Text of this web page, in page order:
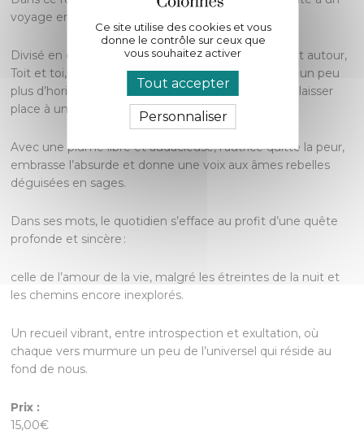
voyage en spirale, où l’universel se mêle à l’intime.
Divisé en quatre chapitres — Chaos et lumière, Tout autour,
Toit et toi, Au fond de moi —, chaque page dévoile un peu
plus d’horizon, dissipant peu à peu le tumulte pour laisser
place à une lumière intérieure.
Avec une plume libre et audacieuse, l’autrice quitte la peur,
embrasse l’absurde et donne une voix aux âmes rebelles
déguisées en sages.
Dans ses mots, le quotidien s’efface au profit d’une quête
profonde et sincère :
celle de l’amour de la vie, malgré les étreintes de la nuit et
les chemins encore inexplorés.
Un recueil vibrant, entre introspection et exultation, où
chaque vers murmure un peu de l’universel qui réside au
fond de nous.
Prix :
15,00€
Ce site utilise des cookies et vous
donne le contrôle sur ceux que
vous souhaitez activer
Tout accepter
Personnaliser